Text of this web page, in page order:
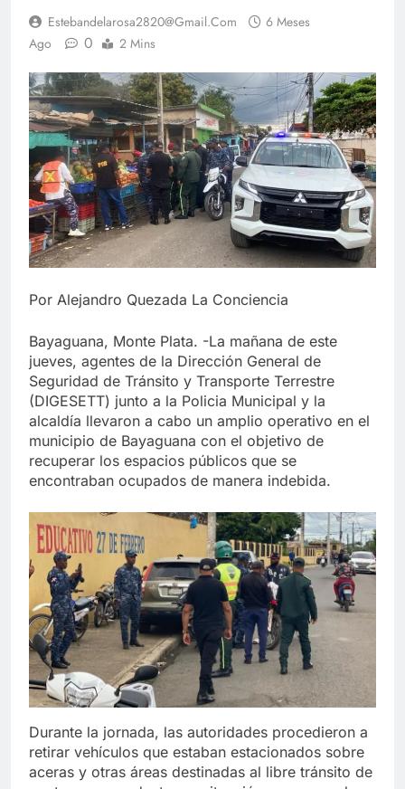
Estebandelarosa2820@gmail.com
6 Meses
Ago
0 2 Mins
Por Alejandro Quezada La Conciencia
Bayaguana, Monte Plata. -La mañana de este
jueves, agentes de la Dirección General de
Seguridad de Tránsito y Transporte Terrestre
(DIGESETT) junto a la Policia Municipal y la
alcaldía llevaron a cabo un amplio operativo en el
municipio de Bayaguana con el objetivo de
recuperar los espacios públicos que se
encontraban ocupados de manera indebida.
Durante la jornada, las autoridades procedieron a
retirar vehículos que estaban estacionados sobre
aceras y otras áreas destinadas al libre tránsito de